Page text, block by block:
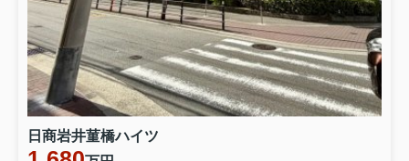
日商岩井菫橋ハイツ